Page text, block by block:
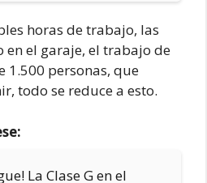
horas de trabajo, las
en el garaje, el trabajo de
1.500 personas, que
todo se reduce a esto.
La Clase G en el